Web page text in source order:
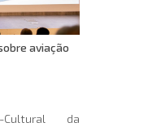
aviação
Cultural da